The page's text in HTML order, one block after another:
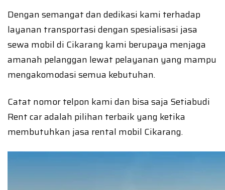
Dengan semangat dan dedikasi kami terhadap
layanan transportasi dengan spesialisasi jasa
sewa mobil di Cikarang kami berupaya menjaga
amanah pelanggan lewat pelayanan yang mampu
mengakomodasi semua kebutuhan.
Catat nomor telpon kami dan bisa saja Setiabudi
Rent car adalah pilihan terbaik yang ketika
membutuhkan jasa rental mobil Cikarang.